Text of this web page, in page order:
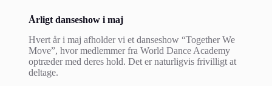
Årligt danseshow i maj
Hvert år i maj afholder vi et danseshow “Together We
Move”, hvor medlemmer fra World Dance Academy
optræder med deres hold. Det er naturligvis frivilligt at
deltage.